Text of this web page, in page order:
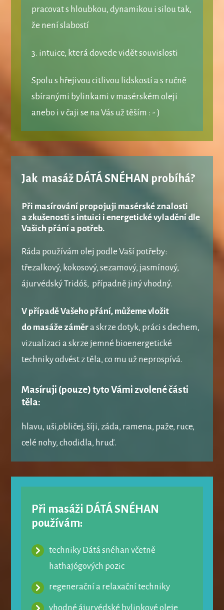
pracovat s hloubkou, dynamikou i silou tak,
že není slabostí
3. intuice, která dovede vidět souvislosti
Spolu s hřejivou citlivou lidskostí a s ručně
sbíranými bylinkami v masérském oleji
anebo i v čaji se na Vás už těším : - )
Jak masáž DÁTÁ SNÉHAN probíhá?
Při masírování propojuji masérské znalosti
a zkušenosti s intuici i energetické vyladění dle
Vašich přání a potřeb.
Ráda používám olej podle Vaší potřeby:
třezalkový, kokosový, sezamový, jasmínový,
ájurvédský Tridóš, případně jiný vhodný.
V případě Vašeho přání, můžeme vložit
do masáže záměra skrze dotyk, práci s dechem,
vizualizaci a skrze jemné bioenergetické
techniky odvést z těla, co mu už neprospívá.
Masíruji (pouze)tyto Vámi zvolené části
těla:
hlavu, uši,obličej, šíji, záda, ramena, paže, ruce,
celé nohy, chodidla, hruď.
Při masáži DÁTÁ SNÉHAN
používám:
techniky Dátá snéhan včetně
hathajógových pozic
regenerační a relaxační techniky
vhodné ájurvédské bylinkové oleje